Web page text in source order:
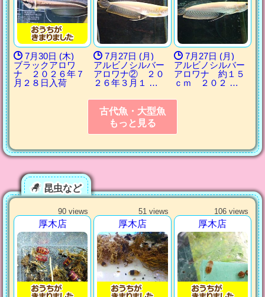
7月30日 (木)
ブラックアロワ
ナ ２０２６年７
月２８日入荷
7月27日 (月)
アルビノシルバー
アロワナ② ２０
２６年３月１ …
7月27日 (月)
アルビノシルバー
アロワナ 約１５
ｃｍ ２０２ …
古代魚・大型魚
もっと見る
昆虫など
90 views
厚木店
51 views
厚木店
106 views
厚木店